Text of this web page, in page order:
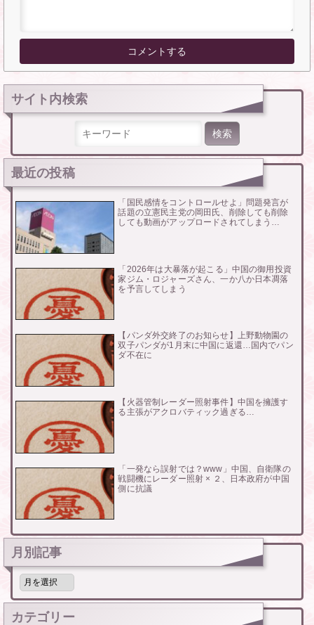
サイト内検索
最近の投稿
「国民感情をコントロールせよ」問題発言が
話題の立憲民主党の岡田氏、削除しても削除
しても動画がアップロードされてしまう…
「2026年は大暴落が起こる」中国の御用投資
家ジム・ロジャーズさん、一か八か日本凋落
を予言してしまう
【パンダ外交終了のお知らせ】上野動物園の
双子パンダが1月末に中国に返還…国内でパン
ダ不在に
【火器管制レーダー照射事件】中国を擁護す
る主張がアクロバティック過ぎる…
「一発なら誤射では？www」中国、自衛隊の
戦闘機にレーダー照射 × ２、日本政府が中国
側に抗議
月別記事
月
記
事
カテゴリー